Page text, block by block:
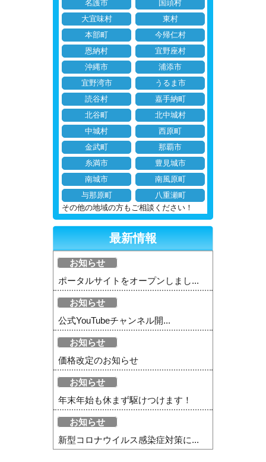
名護市
国頭村
大宜味村
東村
本部町
今帰仁村
恩納村
宜野座村
沖縄市
浦添市
宜野湾市
うるま市
読谷村
嘉手納町
北谷町
北中城村
中城村
西原町
金武町
那覇市
糸満市
豊見城市
南城市
南風原町
与那原町
八重瀬町
その他の地域の方もご相談ください！
最新情報
お知らせ
ポータルサイトをオープンしまし...
お知らせ
公式YouTubeチャンネル開...
お知らせ
価格改定のお知らせ
お知らせ
年末年始も休まず駆けつけます！
お知らせ
新型コロナウイルス感染症対策に...